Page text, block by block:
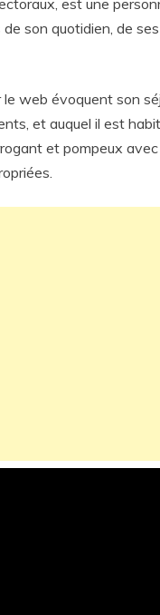
est une
son quotidien, de
web évoquent son
et auquel il est
et pompeux